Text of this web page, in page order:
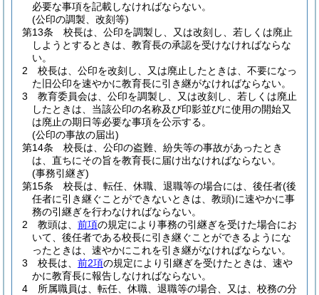
必要な事項を記載しなければならない。
(公印の調製、改刻等)
第13条
校長は、公印を調製し、又は改刻し、若しくは廃止
しようとするときは、教育長の承認を受けなければならな
い。
2
校長は、公印を改刻し、又は廃止したときは、不要になっ
た旧公印を速やかに教育長に引き継がなければならない。
3
教育委員会は、公印を調製し、又は改刻し、若しくは廃止
したときは、当該公印の名称及び印影並びに使用の開始又
は廃止の期日等必要な事項を公示する。
(公印の事故の届出)
第14条
校長は、公印の盗難、紛失等の事故があったとき
は、直ちにその旨を教育長に届け出なければならない。
(事務引継ぎ)
第15条
校長は、転任、休職、退職等の場合には、後任者(後
任者に引き継ぐことができないときは、教頭)に速やかに事
務の引継ぎを行わなければならない。
2
教頭は、 前項の規定により事務の引継ぎを受けた場合にお
いて、後任者である校長に引き継ぐことができるようにな
ったときは、速やかにこれを引き継がなければならない。
3
校長は、 前2項の規定により引継ぎを受けたときは、速や
かに教育長に報告しなければならない。
4
所属職員は、転任、休職、退職等の場合、又は、校務の分